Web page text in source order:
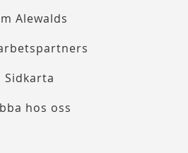
Alewalds
Sidkarta
hos oss